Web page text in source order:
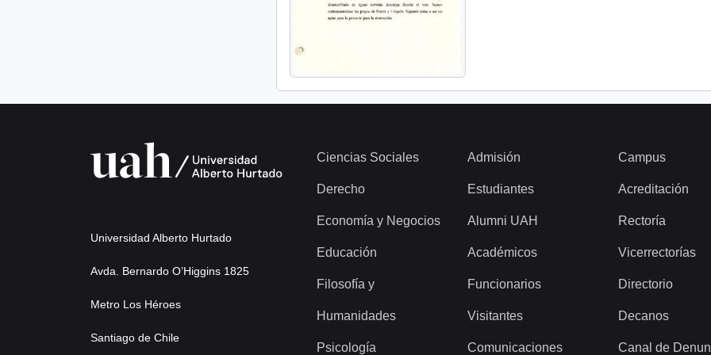
Universidad Alberto Hurtado
Avda. Bernardo O’Higgins 1825
Metro Los Héroes
Santiago de Chile
Ciencias Sociales
Derecho
Economía y Negocios
Educación
Filosofía y
Humanidades
Psicología
Admisión
Estudiantes
Alumni UAH
Académicos
Funcionarios
Visitantes
Comunicaciones
Campus
Acreditación
Rectoría
Vicerrectorías
Directorio
Decanos
Canal de